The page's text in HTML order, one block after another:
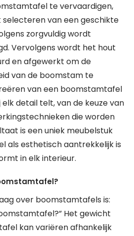
te vervaardigen,
van een geschikte
zorgvuldig wordt
Vervolgens wordt het hout
en afgewerkt om de
van de boomstam te
van een boomstamtafel
detail telt, van de keuze van
die worden
is een uniek meubelstuk
als esthetisch aantrekkelijk is
in elk interieur.
over boomstamtafels is:
Het gewicht
kan variëren afhankelijk